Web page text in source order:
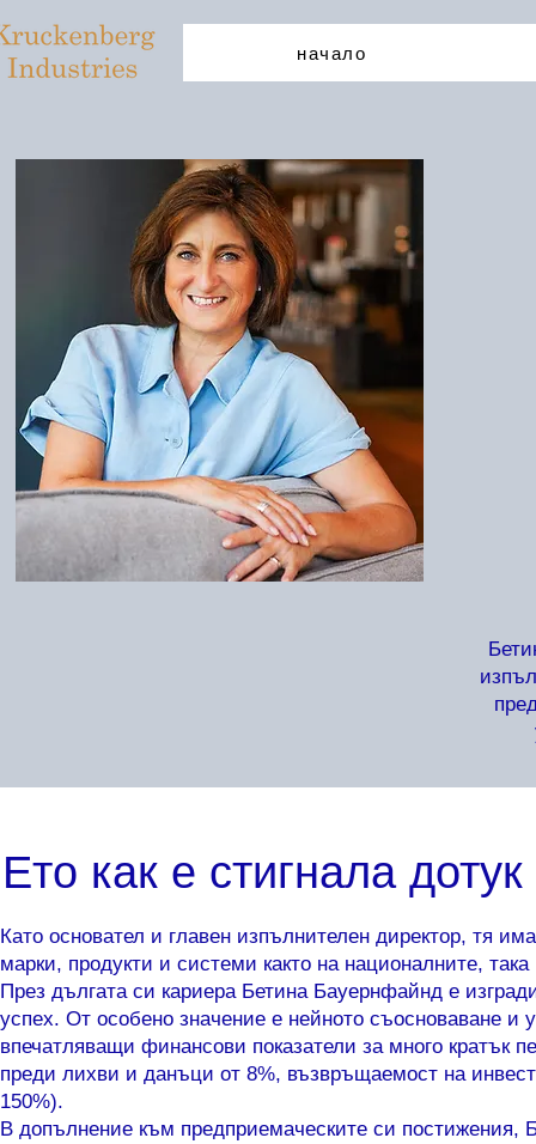
начало
Ето как е стигнала дотук
Като основател и главен изпълнителен директор, тя
марки, продукти и системи както на националните,
През дългата си кариера Бетина Бауернфайнд е
успех. От особено значение е нейното съосноваване и
впечатляващи финансови показатели за много кратък
преди лихви и данъци от 8%, възвръщаемост на
150%).
В допълнение към предприемаческите си